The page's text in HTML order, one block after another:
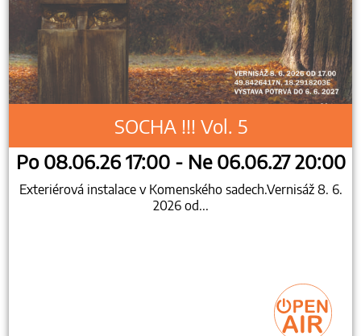
SOCHA !!! Vol. 5
Po 08.06.26 17:00 - Ne 06.06.27 20:00
Exteriérová instalace v Komenského sadech.Vernisáž 8. 6.
2026 od...